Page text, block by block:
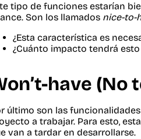
tipo de funciones estarían
Son los llamados nice-to-
¿Esta característica es
¿Cuánto impacto tendrá
have (No
último son las
a trabajar. Para esto,
van a tardar en desarrollarse.